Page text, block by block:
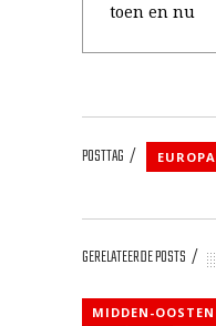
toen en nu
POSTTAG EUROPA
GERELATEERDE POSTS
MIDDEN-OOSTEN